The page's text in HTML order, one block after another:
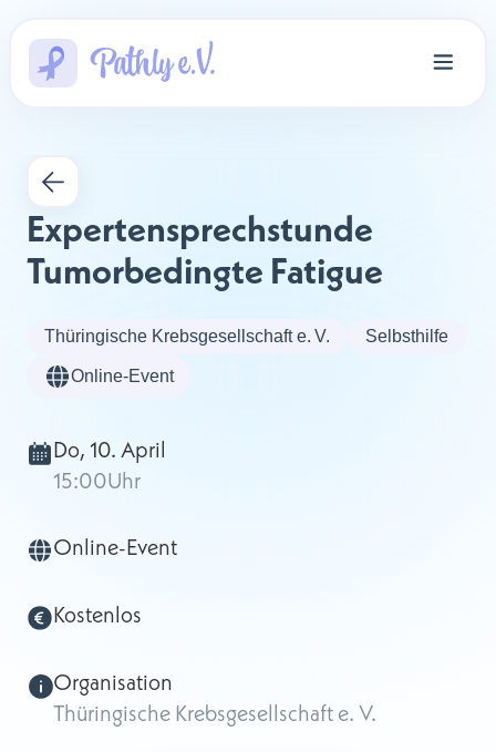
Expertensprechstunde
Tumorbedingte Fatigue
Thüringische Krebsgesellschaft e. V. Selbsthilfe
Online-Event
Do, 10. April
15:00Uhr
Online-Event
Kostenlos
Organisation
Thüringische Krebsgesellschaft e. V.